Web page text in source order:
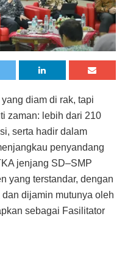
diam di rak, tapi
zaman: lebih dari 210
serta hadir dalam
penyandang
jenjang SD–SMP
yang terstandar, dengan
dijamin mutunya oleh
sebagai Fasilitator